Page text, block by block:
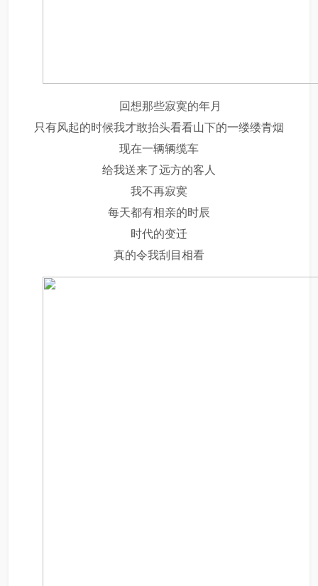
回想那些寂寞的年月
只有风起的时候我才敢抬头看看山下的一缕缕青烟
现在一辆辆缆车
给我送来了远方的客人
我不再寂寞
每天都有相亲的时辰
时代的变迁
真的令我刮目相看